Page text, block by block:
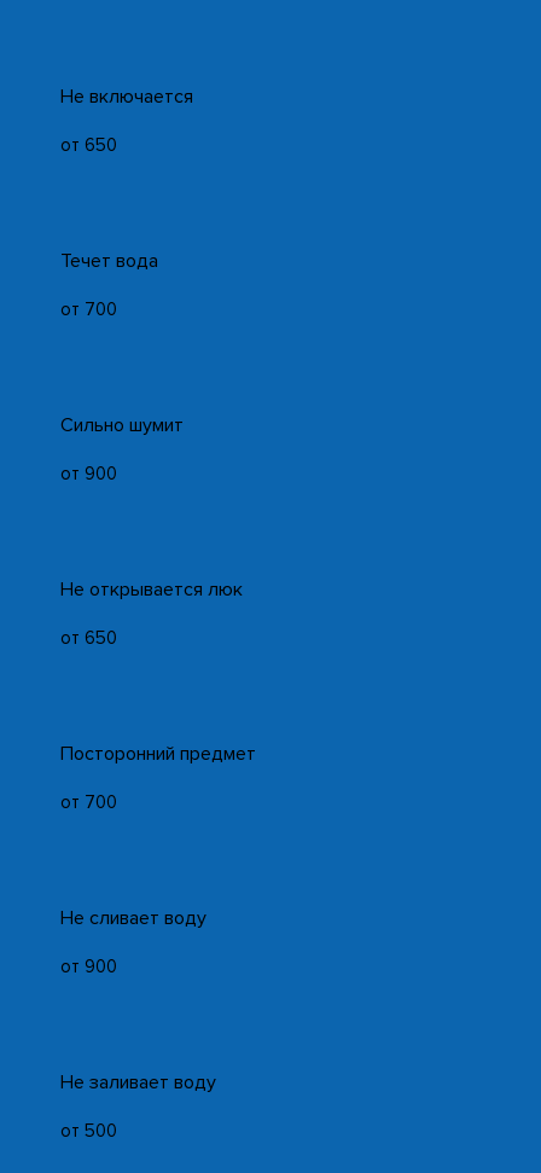
Не включается
от 650
Течет вода
от 700
Сильно шумит
от 900
Не открывается люк
от 650
Посторонний предмет
от 700
Не сливает воду
от 900
Не заливает воду
от 500